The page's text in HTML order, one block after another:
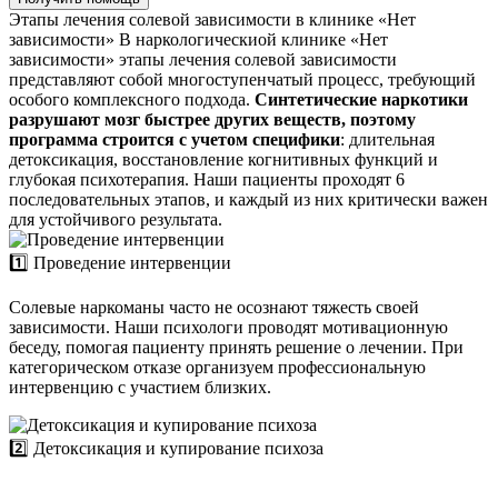
Этапы лечения солевой зависимости в клинике «Нет
зависимости» В наркологическиой клинике «Нет
зависимости» этапы лечения солевой зависимости
представляют собой многоступенчатый процесс, требующий
особого комплексного подхода. Синтетические наркотики
разрушают мозг быстрее других веществ, поэтому
программа строится с учетом специфики: длительная
детоксикация, восстановление когнитивных функций и
глубокая психотерапия. Наши пациенты проходят 6
последовательных этапов, и каждый из них критически важен
для устойчивого результата.
1️⃣ Проведение интервенции
Солевые наркоманы часто не осознают тяжесть своей
зависимости. Наши психологи проводят мотивационную
беседу, помогая пациенту принять решение о лечении. При
категорическом отказе организуем профессиональную
интервенцию с участием близких.
2️⃣ Детоксикация и купирование психоза